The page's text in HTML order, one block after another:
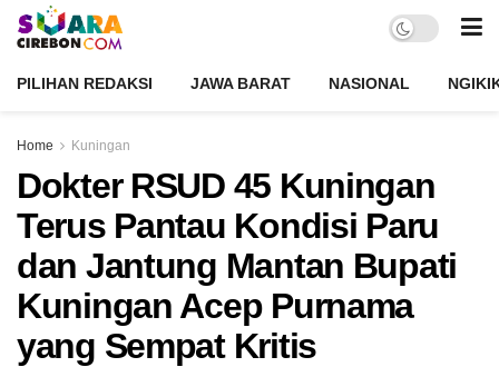
PILIHAN REDAKSI JAWA BARAT NASIONAL
Home Kuningan
Dokter RSUD 45 Kuningan
Terus Pantau Kondisi Paru
dan Jantung Mantan Bupati
Kuningan Acep Purnama
yang Sempat Kritis